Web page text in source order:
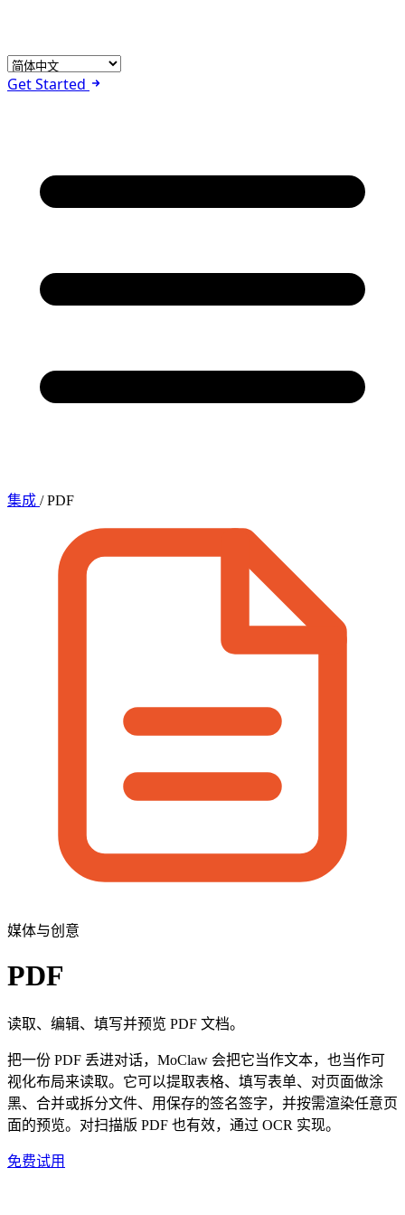
Get Started
集成 / PDF
媒体与创意
PDF
读取、编辑、填写并预览 PDF 文档。
把一份 PDF 丢进对话，MoClaw 会把它当作文本，也当作可
视化布局来读取。它可以提取表格、填写表单、对页面做涂
黑、合并或拆分文件、用保存的签名签字，并按需渲染任意页
面的预览。对扫描版 PDF 也有效，通过 OCR 实现。
免费试用